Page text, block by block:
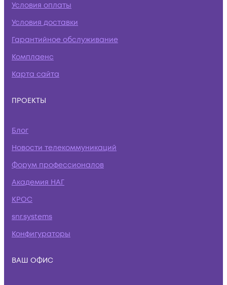
Условия оплаты
Условия доставки
Гарантийное обслуживание
Комплаенс
Карта сайта
ПРОЕКТЫ
Блог
Новости телекоммуникаций
Форум профессионалов
Академия НАГ
КРОС
snr.systems
Конфигураторы
ВАШ ОФИС